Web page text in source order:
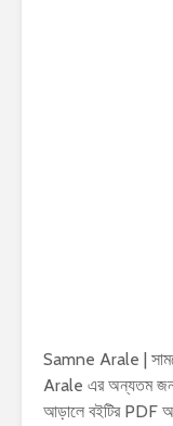
Samne Arale |
Arale এর অন্যতম
আড়ালে বইটির PDF